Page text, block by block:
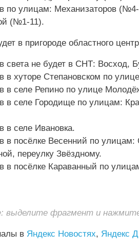
по улицам: Механизаторов
(№1-11).
в пригороде областного
света не будет в СНТ: Восход,
в хуторе Степановском по
в селе Репино по улице
в селе Городище по улицам:
в селе Ивановка.
в посёлке Весенний по
переулку Звёздному.
в посёлке Караванный по
выделите фрагмент и
в Яндекс Новостях, Яндекс